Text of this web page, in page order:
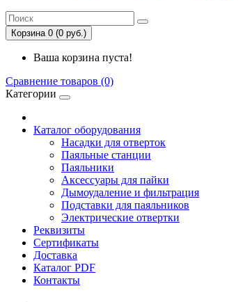
Корзина 0 (0 руб.)
Ваша корзина пуста!
Сравнение товаров (0)
Категории
Каталог оборудования
Насадки для отверток
Паяльные станции
Паяльники
Аксессуары для пайки
Дымоудаление и фильтрация
Подставки для паяльников
Электрические отвертки
Реквизиты
Сертификаты
Доставка
Каталог PDF
Контакты